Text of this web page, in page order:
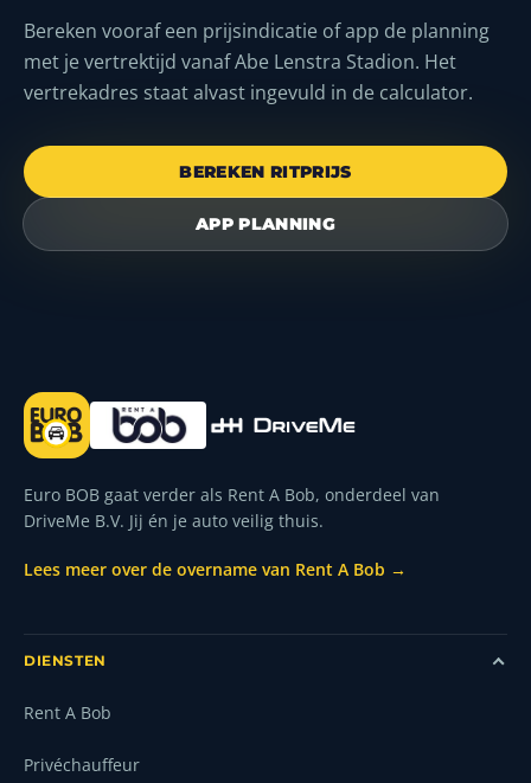
Bereken vooraf een prijsindicatie of app de planning
met je vertrektijd vanaf Abe Lenstra Stadion. Het
vertrekadres staat alvast ingevuld in de calculator.
BEREKEN RITPRIJS
APP PLANNING
Euro BOB gaat verder als Rent A Bob, onderdeel van
DriveMe B.V. Jij én je auto veilig thuis.
Lees meer over de overname van Rent A Bob →
DIENSTEN
Rent A Bob
Privéchauffeur